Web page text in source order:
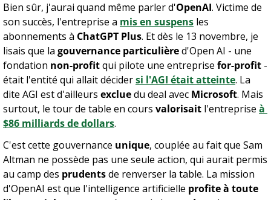
Bien sûr, j'aurai quand même parler d'OpenAI. Victime de
son succès, l'entreprise a mis en suspens les
abonnements à ChatGPT Plus. Et dès le 13 novembre, je
lisais que la gouvernance particulière d'Open AI - une
fondation non-profit qui pilote une entreprise for-profit -
était l'entité qui allait décider si l'AGI était atteinte. La
dite AGI est d'ailleurs exclue du deal avec Microsoft. Mais
surtout, le tour de table en cours valorisait l'entreprise à
$86 milliards de dollars.
C'est cette gouvernance unique, couplée au fait que Sam
Altman ne possède pas une seule action, qui aurait permis
au camp des prudents de renverser la table. La mission
d'OpenAI est que l'intelligence artificielle profite à toute